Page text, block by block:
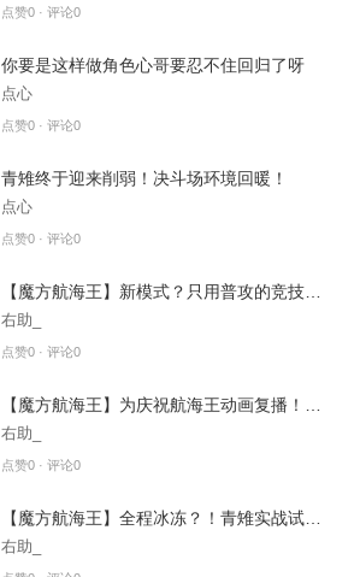
点赞0 · 评论0
你要是这样做角色心哥要忍不住回归了呀
点心
点赞0 · 评论0
青雉终于迎来削弱！决斗场环境回暖！
点心
点赞0 · 评论0
右助_
点赞0 · 评论0
右助_
点赞0 · 评论0
右助_